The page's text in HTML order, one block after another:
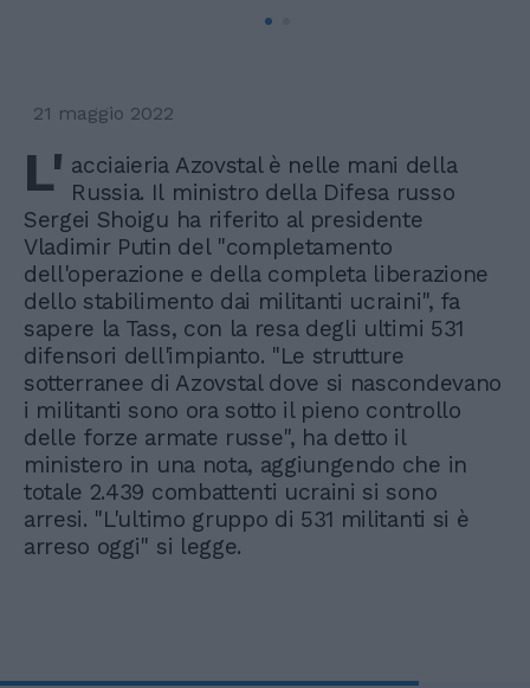
21 maggio 2022
L' acciaieria Azovstal è nelle mani della
Russia. Il ministro della Difesa russo
Sergei Shoigu ha riferito al presidente
Vladimir Putin del "completamento
dell'operazione e della completa liberazione
dello stabilimento dai militanti ucraini", fa
sapere la Tass, con la resa degli ultimi 531
difensori dell'impianto. "Le strutture
sotterranee di Azovstal dove si nascondevano
i militanti sono ora sotto il pieno controllo
delle forze armate russe", ha detto il
ministero in una nota, aggiungendo che in
totale 2.439 combattenti ucraini si sono
arresi. "L'ultimo gruppo di 531 militanti si è
arreso oggi" si legge.